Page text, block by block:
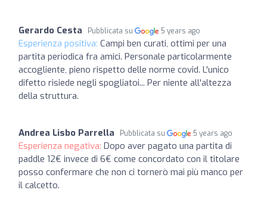
Gerardo Cesta Pubblicata su 5 years ago
Esperienza positiva: Campi ben curati, ottimi per una
partita periodica fra amici. Personale particolarmente
accogliente, pieno rispetto delle norme covid. L'unico
difetto risiede negli spogliatoi... Per niente all'altezza
della struttura.
Andrea Lisbo Parrella Pubblicata su 5 years ago
Esperienza negativa: Dopo aver pagato una partita di
paddle 12€ invece di 6€ come concordato con il titolare
posso confermare che non ci tornerò mai più manco per
il calcetto.